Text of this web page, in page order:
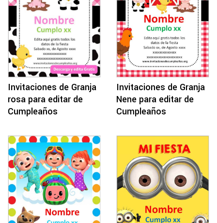
Invitaciones de Granja
rosa para editar de
Cumpleaños
Invitaciones de Granja
Nene para editar de
Cumpleaños